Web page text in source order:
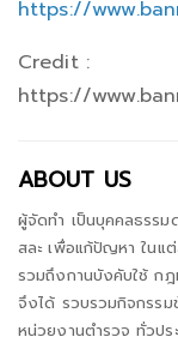
https://
Credit :
https://
ABOUT US
ผู้จัดทำ เป็นบุคคลธรรม
สละ เพื่อแก้ปัญหา ในแ
รวมถึงกานบังคับใช้ กฎ
จึงได้ รวบรวมกิจกรร
หน่วยงานตำรวจ ทั่วปร